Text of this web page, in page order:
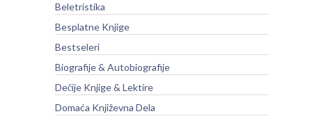
Beletristika
Besplatne Knjige
Bestseleri
Biografije & Autobiografije
Dečije Knjige & Lektire
Domaća Književna Dela